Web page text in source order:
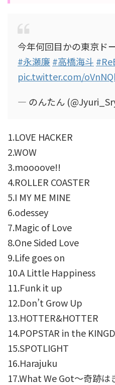
今年何回目かの東京ド
#永瀬廉#高橋海斗
pic.twitter.com/
— のんたん
1.LOVE HACKER
2.WOW
3.moooove!!
4.ROLLER COASTER
5.I MY ME MINE
6.odessey
7.Magic of Love
8.One Sided Love
9.Life goes on
10.A Little Happiness
11.Funk it up
12.Don’t Grow Up
13.HOTTER&HOTTER
14.POPSTAR in the
15.SPOTLIGHT
16.Harajuku
17.What We Got～奇跡は